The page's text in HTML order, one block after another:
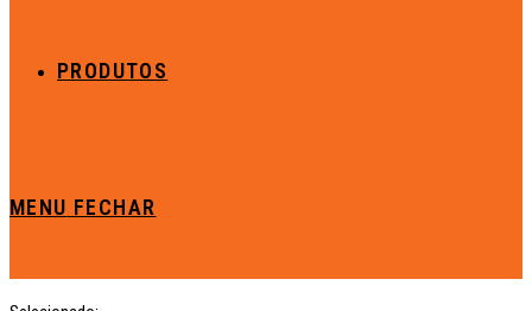
PRODUTOS
MENU FECHAR